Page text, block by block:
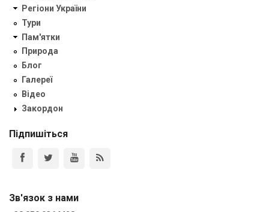
Регіони України
Тури
Пам'ятки
Природа
Блог
Галереї
Відео
Закордон
Підпишіться
Зв'язок з нами